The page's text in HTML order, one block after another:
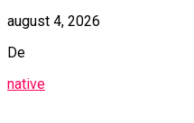
august 4, 2026
De
native